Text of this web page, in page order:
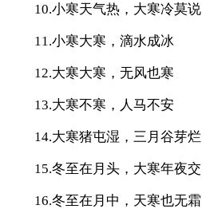
10.小寒天气热，大寒冷莫说
11.小寒大寒，滴水成冰
12.大寒大寒，无风也寒
13.大寒不寒，人马不安
14.大寒猪屯湿，三月谷芽烂
15.冬至在月头，大寒年夜交
16.冬至在月中，天寒也无霜